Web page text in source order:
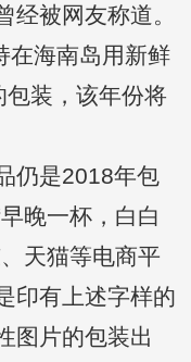
经被网友称道。
在海南岛用新鲜
包装，该年份将
是2018年包
晚一杯，白白
天猫等电商平
印有上述字样的
图片的包装出